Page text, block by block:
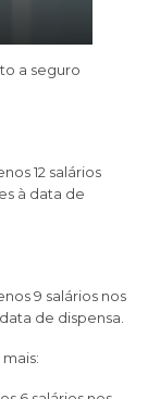
a seguro
12 salários
à data de
9 salários nos
de dispensa.